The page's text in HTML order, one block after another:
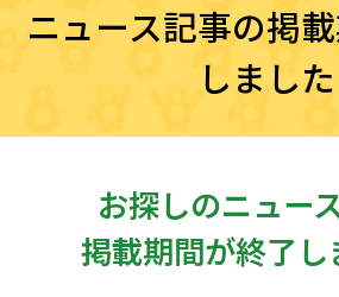
ニュース記事の掲
しました
お探しのニュー
掲載期間が終了し